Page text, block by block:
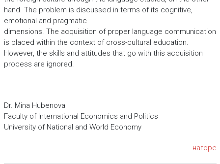
hand. The problem is discussed in terms of its cognitive,
emotional and pragmatic
dimensions. The acquisition of proper language communication
is placed within the context of cross-cultural education.
However, the skills and attitudes that go with this acquisition
process are ignored.
Dr. Mina Hubenova
Faculty of International Economics and Politics
University of National and World Economy
нагоре